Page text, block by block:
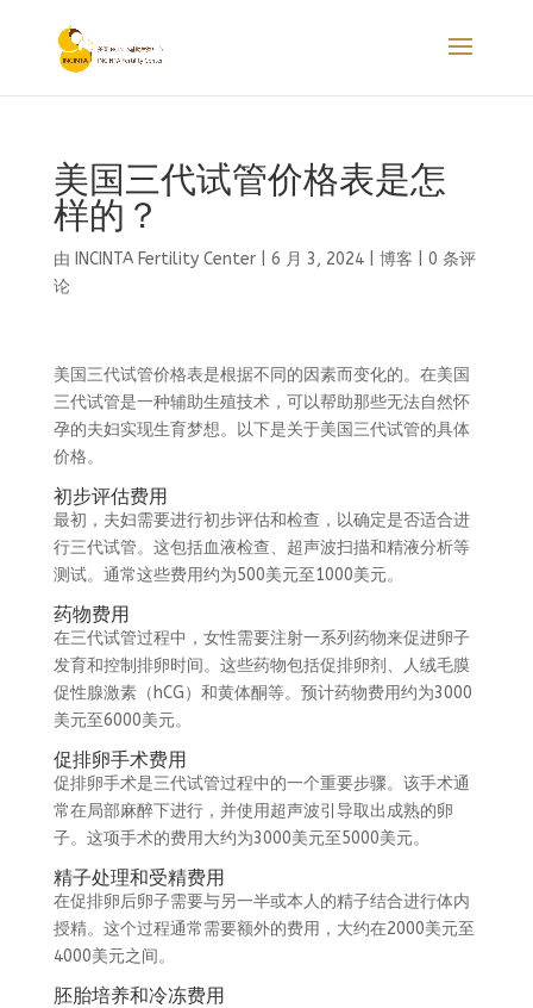
美国三代试管价格表是怎
样的？
由 INCINTA Fertility Center| 6 月 3, 2024| 博客
0 条评
论
美国三代试管价格表是根据不同的因素而变化的。在美国
三代试管是一种辅助生殖技术，可以帮助那些无法自然怀
孕的夫妇实现生育梦想。以下是关于美国三代试管的具体
价格。
初步评估费用
最初，夫妇需要进行初步评估和检查，以确定是否适合进
行三代试管。这包括血液检查、超声波扫描和精液分析等
测试。通常这些费用约为500美元至1000美元。
药物费用
在三代试管过程中，女性需要注射一系列药物来促进卵子
发育和控制排卵时间。这些药物包括促排卵剂、人绒毛膜
促性腺激素（hCG）和黄体酮等。预计药物费用约为3000
美元至6000美元。
促排卵手术费用
促排卵手术是三代试管过程中的一个重要步骤。该手术通
常在局部麻醉下进行，并使用超声波引导取出成熟的卵
子。这项手术的费用大约为3000美元至5000美元。
精子处理和受精费用
在促排卵后卵子需要与另一半或本人的精子结合进行体内
授精。这个过程通常需要额外的费用，大约在2000美元至
4000美元之间。
胚胎培养和冷冻费用